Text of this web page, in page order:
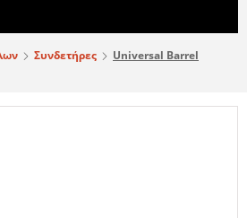
Συνδετήρες
Universal Barrel